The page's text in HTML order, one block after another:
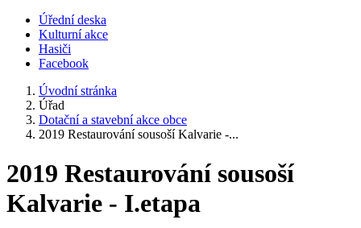
Úřední deska
Kulturní akce
Hasiči
Facebook
Úvodní stránka
Úřad
Dotační a stavební akce obce
2019 Restaurování sousoší Kalvarie -...
2019 Restaurování sousoší
Kalvarie - I.etapa